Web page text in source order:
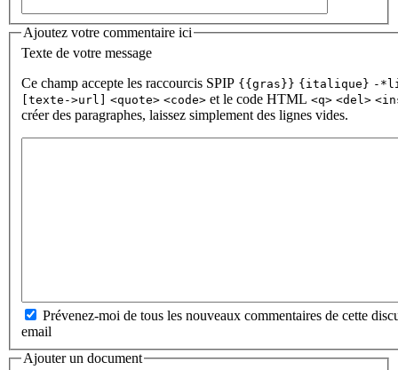
Ajoutez votre commentaire ici
Texte de votre message
Ce champ accepte les raccourcis SPIP {{gras}} {italique} -
[texte->url]
<quote> <code> et le code HTML <q> <del>
créer des paragraphes, laissez simplement des lignes vides.
Prévenez-moi de tous les nouveaux commentaires de cette
email
Ajouter un document